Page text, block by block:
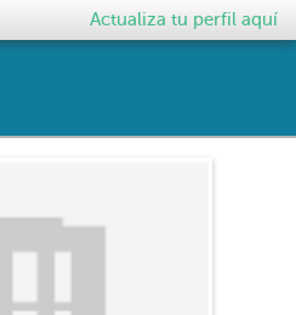
Actualiza tu perfil aquí